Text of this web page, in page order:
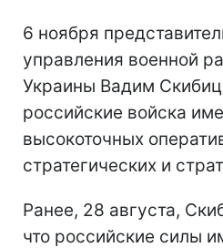
6 ноября
управления военной
Украины Вадим
российские войска
высокоточных
стратегических и
Ранее, 28 августа,
что российские силы